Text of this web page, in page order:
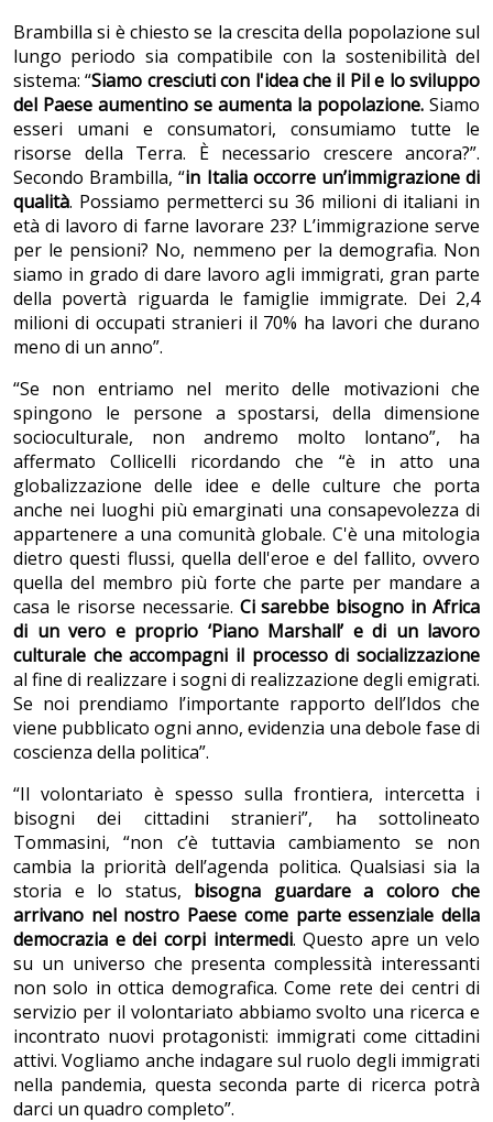
Brambilla si è chiesto se la crescita della popolazione sul
lungo periodo sia compatibile con la sostenibilità del
sistema: “Siamo cresciuti con l'idea che il Pil e lo sviluppo
del Paese aumentino se aumenta la popolazione. Siamo
esseri umani e consumatori, consumiamo tutte le
risorse della Terra. È necessario crescere ancora?”.
Secondo Brambilla, “in Italia occorre un’immigrazione di
qualità. Possiamo permetterci su 36 milioni di italiani in
età di lavoro di farne lavorare 23? L’immigrazione serve
per le pensioni? No, nemmeno per la demografia. Non
siamo in grado di dare lavoro agli immigrati, gran parte
della povertà riguarda le famiglie immigrate. Dei 2,4
milioni di occupati stranieri il 70% ha lavori che durano
meno di un anno”.
“Se non entriamo nel merito delle motivazioni che
spingono le persone a spostarsi, della dimensione
socioculturale, non andremo molto lontano”, ha
affermato Collicelli ricordando che “è in atto una
globalizzazione delle idee e delle culture che porta
anche nei luoghi più emarginati una consapevolezza di
appartenere a una comunità globale. C'è una mitologia
dietro questi flussi, quella dell'eroe e del fallito, ovvero
quella del membro più forte che parte per mandare a
casa le risorse necessarie. Ci sarebbe bisogno in Africa
di un vero e proprio ‘Piano Marshall’ e di un lavoro
culturale che accompagni il processo di socializzazione
al fine di realizzare i sogni di realizzazione degli emigrati.
Se noi prendiamo l’importante rapporto dell’Idos che
viene pubblicato ogni anno, evidenzia una debole fase di
coscienza della politica”.
“Il volontariato è spesso sulla frontiera, intercetta i
bisogni dei cittadini stranieri”, ha sottolineato
Tommasini, “non c’è tuttavia cambiamento se non
cambia la priorità dell’agenda politica. Qualsiasi sia la
storia e lo status, bisogna guardare a coloro che
arrivano nel nostro Paese come parte essenziale della
democrazia e dei corpi intermedi. Questo apre un velo
su un universo che presenta complessità interessanti
non solo in ottica demografica. Come rete dei centri di
servizio per il volontariato abbiamo svolto una ricerca e
incontrato nuovi protagonisti: immigrati come cittadini
attivi. Vogliamo anche indagare sul ruolo degli immigrati
nella pandemia, questa seconda parte di ricerca potrà
darci un quadro completo”.